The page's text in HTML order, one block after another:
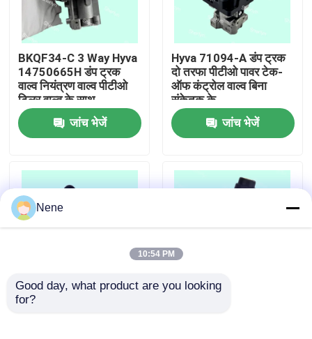
वीडियो
हमारे बारे में
कारखाने का दौरा
हमसे संपर्क करें
उद्धरण मांगें
BKQF34-C 3 Way Hyva
14750665H डंप ट्रक
वाल्व नियंत्रण वाल्व पीटीओ
टिलर वाल्व के साथ
जांच भेजें
Hyva 71094-A डंप ट्रक
दो तरफा पीटीओ पावर टेक-
ऑफ कंट्रोल वाल्व बिना
संकेतक के
जांच भेजें
HYYA 14750430H
Nene
10:54 PM
Good day, what product are you looking
for?